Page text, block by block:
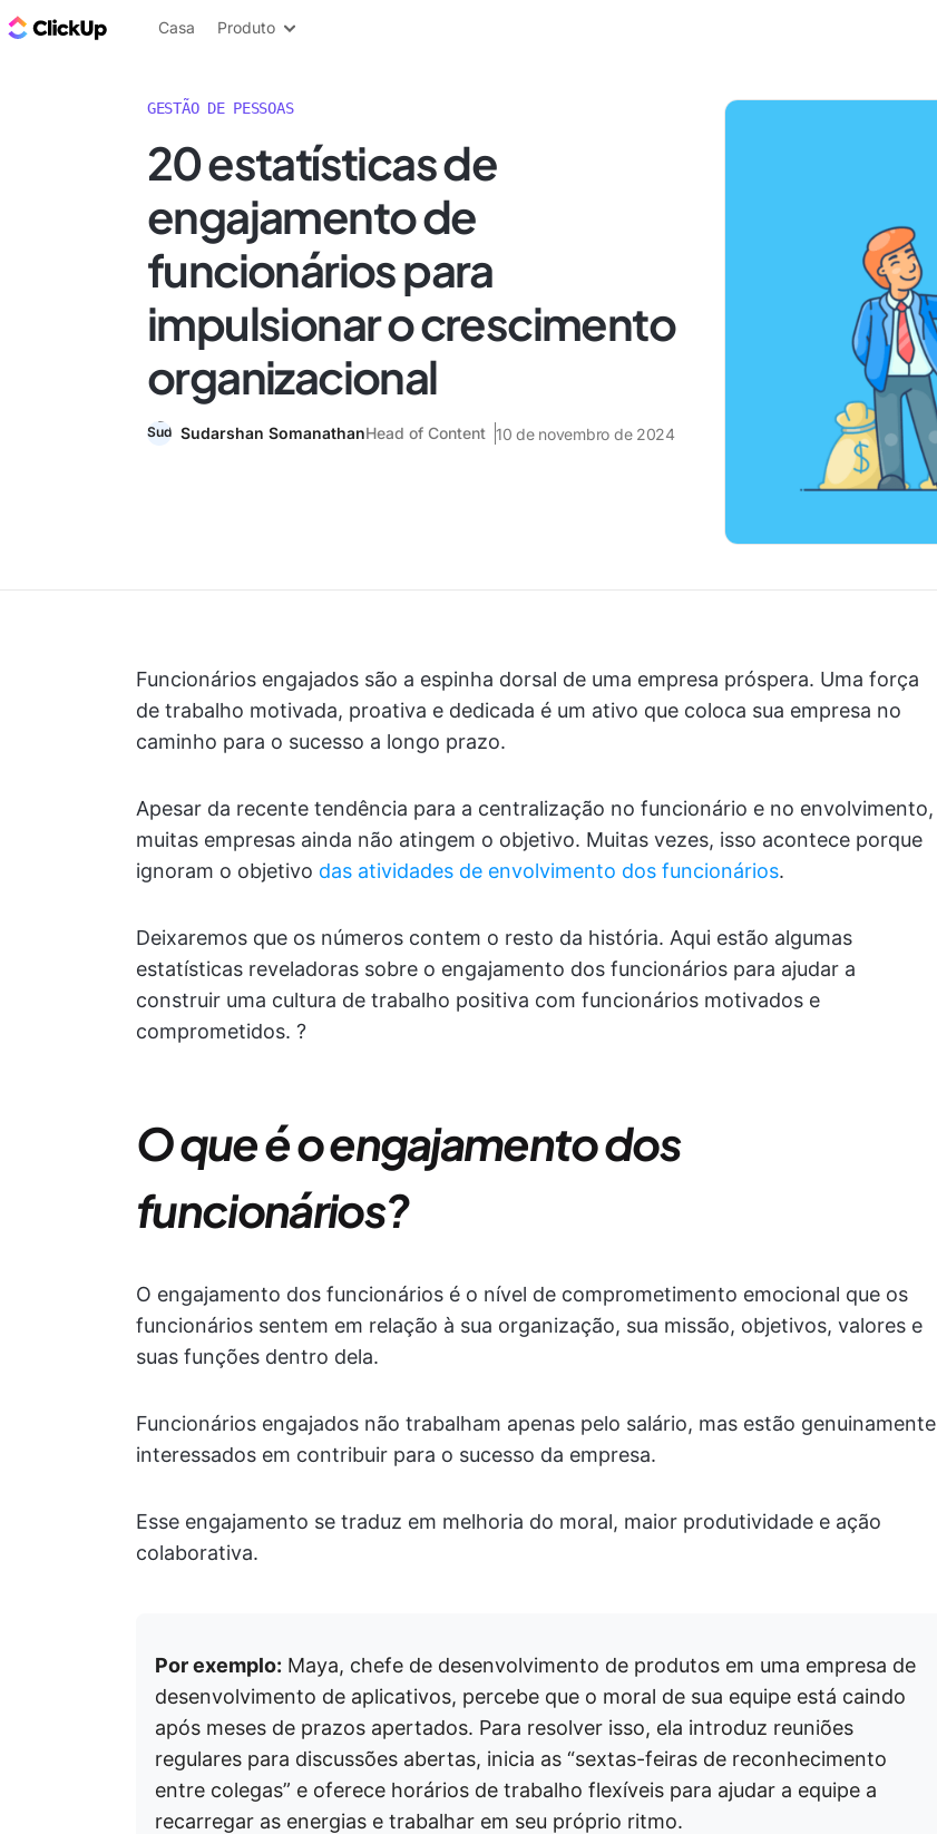
ClickUp Blogue
Casa Produto
GESTÃO DE PESSOAS
20 estatísticas de
engajamento de
funcionários para
impulsionar o crescimento
organizacional
Sudarshan SomanathanHead of Content 10 de novembro de 2024
Funcionários engajados são a espinha dorsal de uma empresa próspera. Uma força
de trabalho motivada, proativa e dedicada é um ativo que coloca sua empresa no
caminho para o sucesso a longo prazo.
Apesar da recente tendência para a centralização no funcionário e no envolvimento,
muitas empresas ainda não atingem o objetivo. Muitas vezes, isso acontece porque
ignoram o objetivo das atividades de envolvimento dos funcionários.
Deixaremos que os números contem o resto da história. Aqui estão algumas
estatísticas reveladoras sobre o engajamento dos funcionários para ajudar a
construir uma cultura de trabalho positiva com funcionários motivados e
comprometidos. ?
O que é o engajamento dos
funcionários?
O engajamento dos funcionários é o nível de comprometimento emocional que os
funcionários sentem em relação à sua organização, sua missão, objetivos, valores e
suas funções dentro dela.
Funcionários engajados não trabalham apenas pelo salário, mas estão genuinamente
interessados em contribuir para o sucesso da empresa.
Esse engajamento se traduz em melhoria do moral, maior produtividade e ação
colaborativa.
Por exemplo: Maya, chefe de desenvolvimento de produtos em uma empresa de
desenvolvimento de aplicativos, percebe que o moral de sua equipe está caindo
após meses de prazos apertados. Para resolver isso, ela introduz reuniões
regulares para discussões abertas, inicia as “sextas-feiras de reconhecimento
entre colegas” e oferece horários de trabalho flexíveis para ajudar a equipe a
recarregar as energias e trabalhar em seu próprio ritmo.